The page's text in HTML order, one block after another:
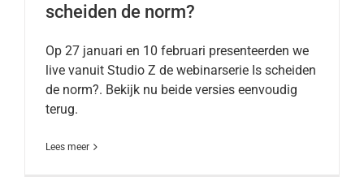
scheiden de norm?
Op 27 januari en 10 februari presenteerden we
live vanuit Studio Z de webinarserie Is scheiden
de norm?. Bekijk nu beide versies eenvoudig
terug.
Lees meer